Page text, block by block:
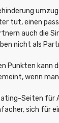
tut, einen
auch die
nicht als
Punkten kann
wenn
Seiten für
sich für